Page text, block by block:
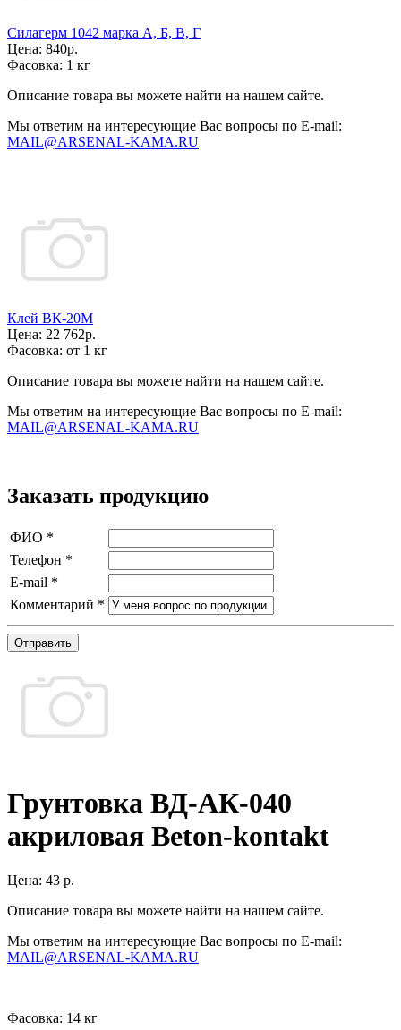
Силагерм 1042 марка А, Б, В, Г
Цена: 840р.
Фасовка: 1 кг
Описание товара вы можете найти на нашем сайте.
Мы ответим на интересующие Вас вопросы по E-mail:
MAIL@ARSENAL-KAMA.RU
Клей ВК-20М
Цена: 22 762р.
Фасовка: от 1 кг
Описание товара вы можете найти на нашем сайте.
Мы ответим на интересующие Вас вопросы по E-mail:
MAIL@ARSENAL-KAMA.RU
Заказать продукцию
ФИО *
Телефон *
E-mail *
Комментарий *
Отправить
Грунтовка ВД-АК-040
акриловая Beton-kontakt
Цена: 43 р.
Описание товара вы можете найти на нашем сайте.
Мы ответим на интересующие Вас вопросы по E-mail:
MAIL@ARSENAL-KAMA.RU
Фасовка: 14 кг